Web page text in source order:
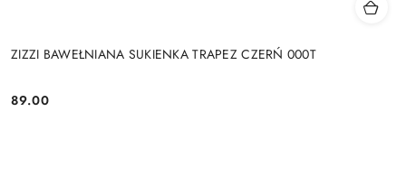
ZIZZI BAWEŁNIANA SUKIENKA TRAPEZ CZERŃ 000T
Cena:
89.00